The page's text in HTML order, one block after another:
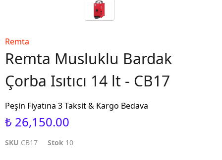
Remta
Remta Musluklu Bardak
Çorba Isıtıcı 14 lt - CB17
Peşin Fiyatına 3 Taksit & Kargo Bedava
₺ 26,150.00
SKU CB17 Stok 10